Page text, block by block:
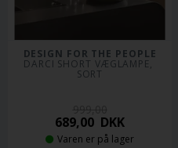
DESIGN FOR THE PEOPLE
DARCI SHORT VÆGLAMPE,
SORT
689,00 DKK
Varen er på lager